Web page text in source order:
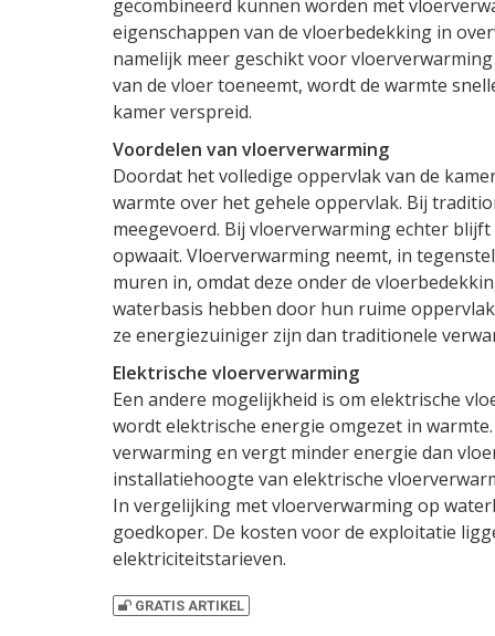
gecombineerd kunnen worden met
eigenschappen van de vloerbedekking in
namelijk meer geschikt voor
van de vloer toeneemt, wordt de warmte
kamer verspreid.
Voordelen van vloerverwarming
Doordat het volledige oppervlak van de
warmte over het gehele oppervlak. Bij
meegevoerd. Bij vloerverwarming echter
opwaait. Vloerverwarming neemt, in
muren in, omdat deze onder de
waterbasis hebben door hun ruime
ze energiezuiniger zijn dan traditionele
Elektrische vloerverwarming
Een andere mogelijkheid is om elektrische
wordt elektrische energie omgezet in
verwarming en vergt minder energie dan
installatiehoogte van elektrische
In vergelijking met vloerverwarming op
goedkoper. De kosten voor de exploitatie
elektriciteitstarieven.
GRATIS ARTIKEL